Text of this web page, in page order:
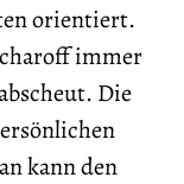
orientiert.
immer
Die
kann den